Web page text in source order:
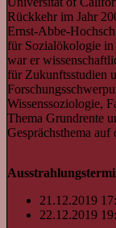
Rückkehr im Jahr
Ernst-Abbe-
für Sozialökologie
war er
für Zukunftsstudien
Wissenssoziologie,
Thema Grundrente
Gesprächsthema
21.12.2019
22.12.2019